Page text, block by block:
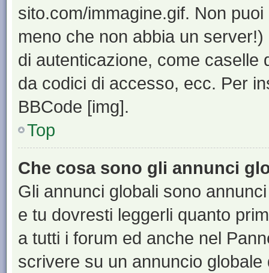
sito.com/immagine.gif. Non
meno che non abbia un
di autenticazione, come caselle
da codici di accesso, ecc. Per
BBCode [img].
Top
Che cosa sono gli annunci
Gli annunci globali sono
e tu dovresti leggerli quanto
a tutti i forum ed anche nel
scrivere su un annuncio